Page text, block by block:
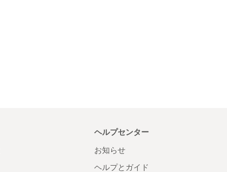
ヘルプセンター
お知らせ
ヘルプとガイド